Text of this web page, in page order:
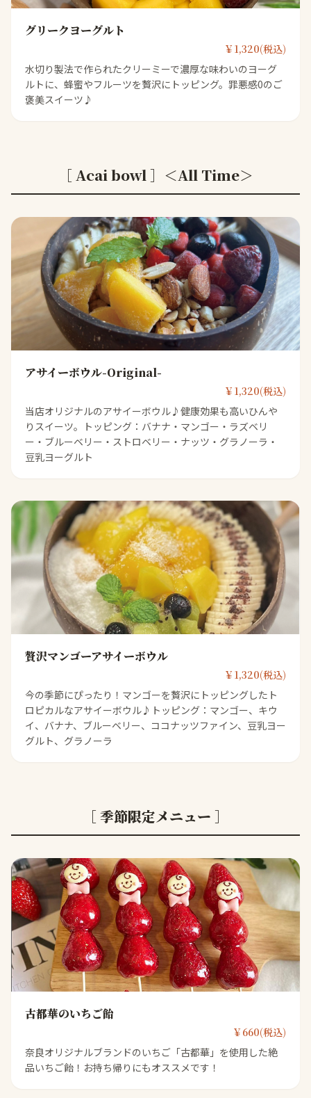
グリークヨーグルト
￥1,320(税込)
水切り製法で作られたクリーミーで濃厚な味わいのヨーグ
ルトに、蜂蜜やフルーツを贅沢にトッピング。罪悪感0のご
褒美スイーツ♪
［ Acai bowl ］＜All Time＞
アサイーボウル-Original-
￥1,320(税込)
当店オリジナルのアサイーボウル♪健康効果も高いひんや
りスイーツ。トッピング：バナナ・マンゴー・ラズベリ
ー・ブルーベリー・ストロベリー・ナッツ・グラノーラ・
豆乳ヨーグルト
贅沢マンゴーアサイーボウル
￥1,320(税込)
今の季節にぴったり！マンゴーを贅沢にトッピングしたト
ロピカルなアサイーボウル♪トッピング：マンゴー、キウ
イ、バナナ、ブルーベリー、ココナッツファイン、豆乳ヨー
グルト、グラノーラ
［ 季節限定メニュー ］
古都華のいちご飴
￥660(税込)
奈良オリジナルブランドのいちご「古都華」を使用した絶
品いちご飴！お持ち帰りにもオススメです！